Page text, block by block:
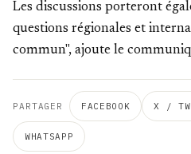
Les discussions porteront
questions régionales et
commun", ajoute le
PARTAGER FACEBOOK X /
WHATSAPP